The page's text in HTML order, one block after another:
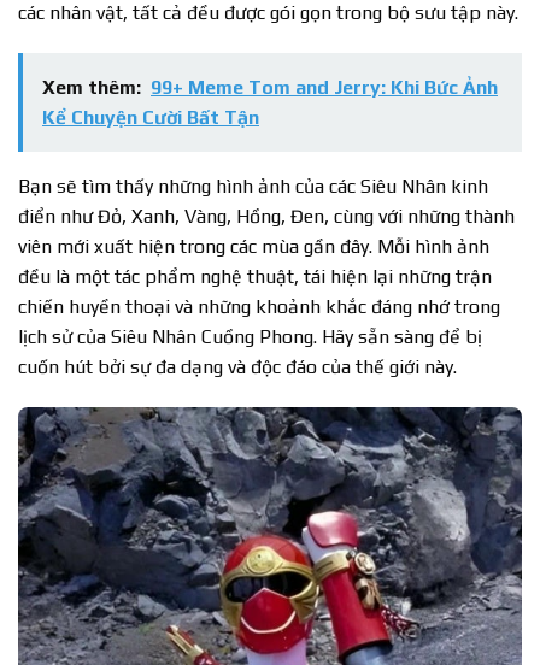
các nhân vật, tất cả đều được gói gọn trong bộ sưu tập này.
Xem thêm: 99+ Meme Tom and Jerry: Khi Bức Ảnh
Kể Chuyện Cười Bất Tận
Bạn sẽ tìm thấy những hình ảnh của các Siêu Nhân kinh
điển như Đỏ, Xanh, Vàng, Hồng, Đen, cùng với những thành
viên mới xuất hiện trong các mùa gần đây. Mỗi hình ảnh
đều là một tác phẩm nghệ thuật, tái hiện lại những trận
chiến huyền thoại và những khoảnh khắc đáng nhớ trong
lịch sử của Siêu Nhân Cuồng Phong. Hãy sẵn sàng để bị
cuốn hút bởi sự đa dạng và độc đáo của thế giới này.